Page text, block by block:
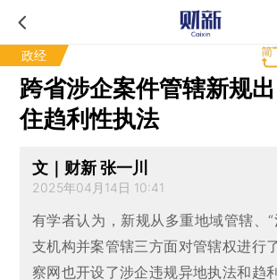
政经
跨省涉企案件管辖新规
住趋利性执法
文｜财新 张一川
2025年04月14日 10:41
有学者认为，新规从多重地域管辖、
支机构并案管辖三方面对管辖权进行
察网也开设了涉企违规异地执法和趋